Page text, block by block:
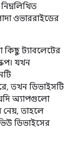
ওভাররাইডের
কিছু ট্যাবলেটের
যখন
তখন ডিভাইসটি
যদি অ্যাপগুলো
নেয়, তাহলে
ডিভাইসের